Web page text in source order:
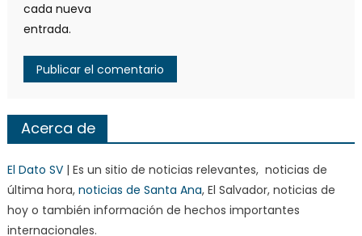
cada nueva
entrada.
Acerca de
El Dato SV| Es un sitio de noticias relevantes, noticias de
última hora, noticias de Santa Ana, El Salvador, noticias de
hoy o también información de hechos importantes
internacionales.